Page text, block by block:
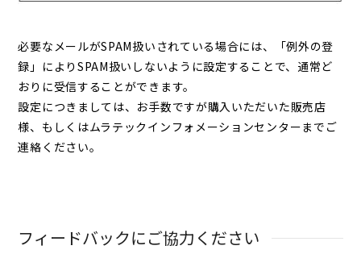
必要なメールがSPAM扱いされている場合には、「例外の登
録」によりSPAM扱いしないように設定することで、通常ど
おりに受信することができます。
設定につきましては、お手数ですが購入いただいた販売店
様、もしくはムラテックインフォメーションセンターまでご
連絡ください。
フィードバックにご協力ください